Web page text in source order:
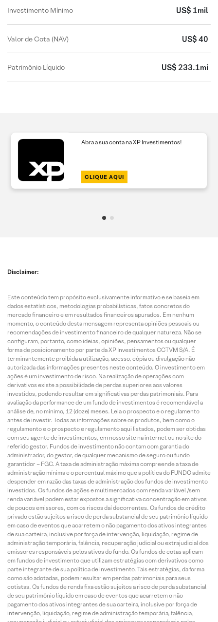
Investimento Mínimo US$ 1mil
Valor de Cota (NAV) US$ 40
Patrimônio Líquido US$ 233.1mi
Abra a sua conta na XP Investimentos!
CLIQUE AQUI
Disclaimer:
Este conteúdo tem propósito exclusivamente informativo e se baseia em
dados estatísticos, metodologias probabilísticas, fatos concretos do
mercado financeiro e em resultados financeiros apurados. Em nenhum
momento, o conteúdo desta mensagem representa opiniões pessoais ou
recomendações de investimento financeiro de qualquer natureza. Não se
configuram, portanto, como ideias, opiniões, pensamentos ou qualquer
forma de posicionamento por parte da XP Investimentos CCTVM S/A. É
terminantemente proibida a utilização, acesso, cópia ou divulgação não
autorizada das informações presentes neste conteúdo. O investimento em
ações é um investimento de risco. Na realização de operações com
derivativos existe a possibilidade de perdas superiores aos valores
investidos, podendo resultar em significativas perdas patrimoniais. Para
avaliação da performance de um fundo de investimentos é recomendável a
análise de, no mínimo, 12 (doze) meses. Leia o prospecto e o regulamento
antes de investir. Todas as informações sobre os produtos, bem como o
regulamento e o prospecto e regulamento aqui listados, podem ser obtidas
com seu agente de investimentos, em nosso site na internet ou no site do
referido gestor. Fundos de investimento não contam com garantia do
administrador, do gestor, de qualquer mecanismo de seguro ou fundo
garantidor – FGC. A taxa de administração máxima compreende a taxa de
administração mínima e o percentual máximo que a política do FUNDO admite
despender em razão das taxas de administração dos fundos de investimento
investidos. Os fundos de ações e multimercados com renda variável /sem
renda variável podem estar expostos a significativa concentração em ativos
de poucos emissores, com os riscos daí decorrentes. Os fundos de crédito
privado estão sujeitos a risco de perda substancial de seu patrimônio líquido
em caso de eventos que acarretem o não pagamento dos ativos integrantes
de sua carteira, inclusive por força de intervenção, liquidação, regime de
administração temporária, falência, recuperação judicial ou extrajudicial dos
emissores responsáveis pelos ativos do fundo. Os fundos de cotas aplicam
em fundos de investimento que utilizam estratégias com derivativos como
parte integrante de sua política de investimento. Tais estratégias, da forma
como são adotadas, podem resultar em perdas patrimoniais para seus
cotistas. Os fundos de renda fixa estão sujeitos a risco de perda substancial
de seu patrimônio líquido em caso de eventos que acarretem o não
pagamento dos ativos integrantes de sua carteira, inclusive por força de
intervenção, liquidação, regime de administração temporária, falência,